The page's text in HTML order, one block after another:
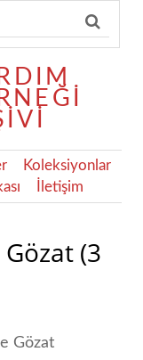
Koleksiyonlar
İletişim
(3
Gözat